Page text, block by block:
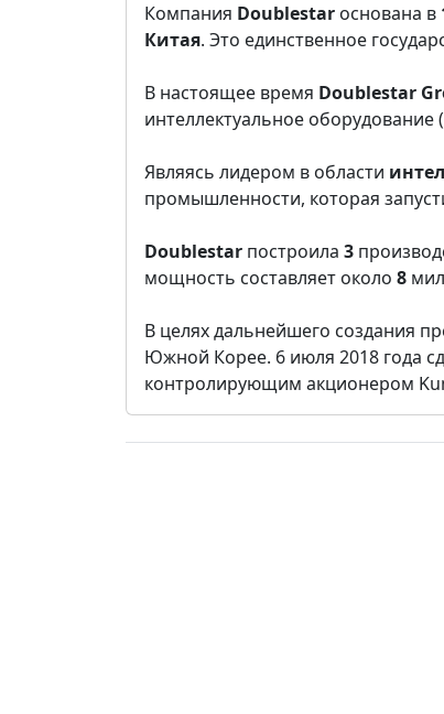
Компания Doublestar основана в
Китая. Это единственное
В настоящее время Doublestar
интеллектуальное
Являясь лидером в области
промышленности, которая
Doublestar построила 3
мощность составляет около 8
В целях дальнейшего создания
Южной Корее. 6 июля 2018 года
контролирующим акционером